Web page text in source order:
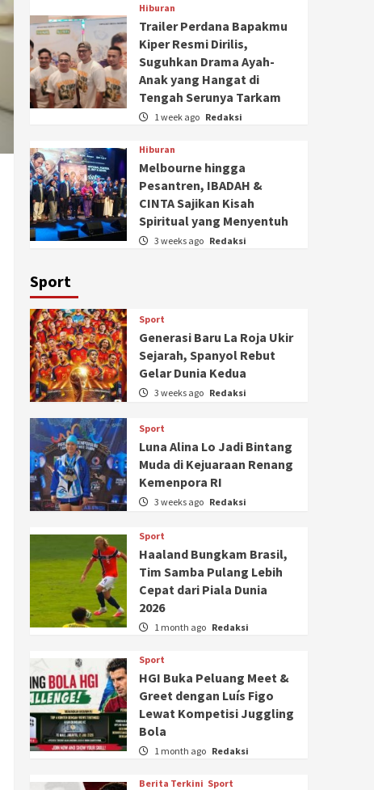
Hiburan
Trailer Perdana Bapakmu
Kiper Resmi Dirilis,
Suguhkan Drama Ayah-
Anak yang Hangat di
Tengah Serunya Tarkam
1 week ago Redaksi
Hiburan
Melbourne hingga
Pesantren, IBADAH &
CINTA Sajikan Kisah
Spiritual yang Menyentuh
3 weeks ago Redaksi
Sport
Sport
Generasi Baru La Roja Ukir
Sejarah, Spanyol Rebut
Gelar Dunia Kedua
3 weeks ago Redaksi
Sport
Luna Alina Lo Jadi Bintang
Muda di Kejuaraan Renang
Kemenpora RI
3 weeks ago Redaksi
Sport
Haaland Bungkam Brasil,
Tim Samba Pulang Lebih
Cepat dari Piala Dunia
2026
1 month ago Redaksi
Sport
HGI Buka Peluang Meet &
Greet dengan Luís Figo
Lewat Kompetisi Juggling
Bola
1 month ago Redaksi
Berita Terkini Sport